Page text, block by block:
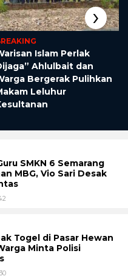
Islam Perlak
Ahlulbait dan
Bergerak Pulihkan
Leluhur
›
SMKN 6 Semarang
MBG, Vio Sari Desak
Togel di Pasar Hewan
Minta Polisi